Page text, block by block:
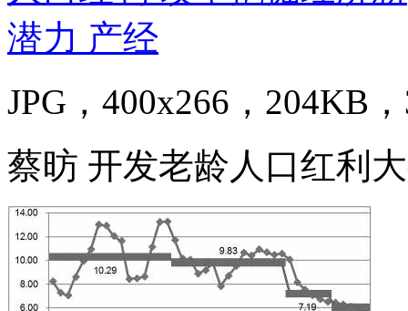
JPG，400x266，204KB
蔡昉 开发老龄人口红利